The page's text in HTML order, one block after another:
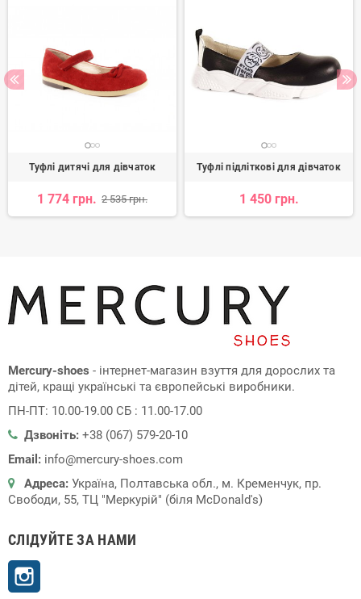
Туфлі дитячі для дівчаток
1 774 грн. 2 535 грн.
Туфлі підліткові для дівчаток
1 450 грн.
Mercury-shoes - інтернет-магазин взуття для дорослих та
дітей, кращі українські та європейські виробники.
ПН-ПТ: 10.00-19.00 СБ : 11.00-17.00
Дзвоніть: +38 (067) 579-20-10
Email: info@mercury-shoes.com
Адреса: Україна, Полтавська обл., м. Кременчук, пр.
Свободи, 55, ТЦ "Меркурій" (біля McDonald's)
СЛІДУЙТЕ ЗА НАМИ